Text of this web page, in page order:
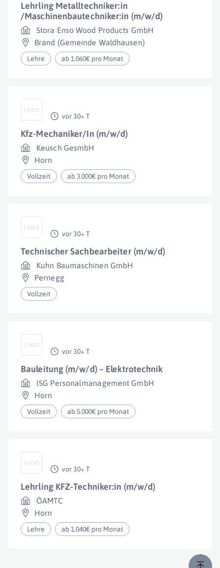
Lehrling Metalltechniker:in
/Maschinenbautechniker:in (m/w/d)
Stora Enso Wood Products GmbH
Brand (Gemeinde Waldhausen)
Lehre ab 1.060€ pro Monat
vor 30+ T
Kfz-Mechaniker/In (m/w/d)
Keusch GesmbH
Horn
Vollzeit ab 3.000€ pro Monat
vor 30+ T
Technischer Sachbearbeiter (m/w/d)
Kuhn Baumaschinen GmbH
Pernegg
Vollzeit
vor 30+ T
Bauleitung (m/w/d) – Elektrotechnik
ISG Personalmanagement GmbH
Horn
Vollzeit ab 5.000€ pro Monat
vor 30+ T
Lehrling KFZ-Techniker:in (m/w/d)
ÖAMTC
Horn
Lehre ab 1.040€ pro Monat